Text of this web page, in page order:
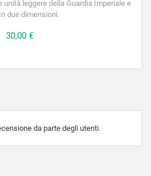
unità leggere della Guardia Imperiale e
due dimensioni.
Prezzo
30,00 €
da parte degli utenti.